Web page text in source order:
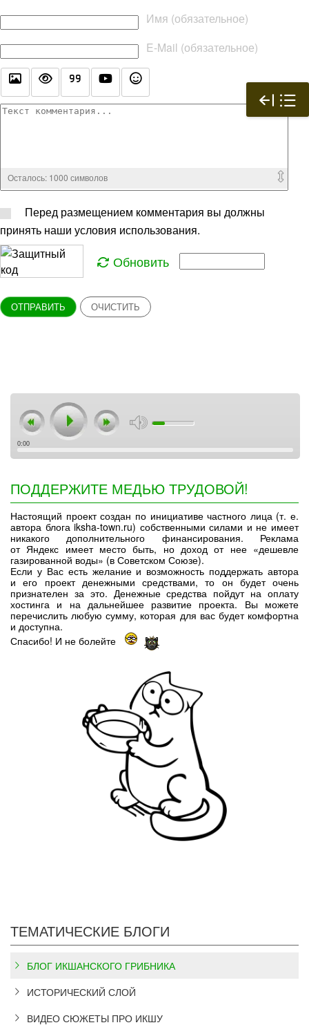
Имя (обязательное)
E-Mail (обязательное)
Текст комментария
Осталось: 1000 символов
Перед размещением комментария вы должны
принять наши условия использования.
Обновить
ОТПРАВИТЬ ОЧИСТИТЬ
0:00
ПОДДЕРЖИТЕ МЕДЬЮ ТРУДОВОЙ!
Настоящий проект создан по инициативе частного лица (т. е.
автора блога iksha-town.ru) собственными силами и не имеет
никакого дополнительного финансирования. Реклама
от Яндекс имеет место быть, но доход от нее «дешевле
газированной воды» (в Советском Союзе).
Если у Вас есть желание и возможность поддержать автора
и его проект денежными средствами, то он будет очень
признателен за это. Денежные средства пойдут на оплату
хостинга и на дальнейшее развитие проекта. Вы можете
перечислить любую сумму, которая для вас будет комфортна
и доступна.
Спасибо! И не болейте
ТЕМАТИЧЕСКИЕ БЛОГИ
БЛОГ ИКШАНСКОГО ГРИБНИКА
ИСТОРИЧЕСКИЙ СЛОЙ
ВИДЕО СЮЖЕТЫ ПРО ИКШУ